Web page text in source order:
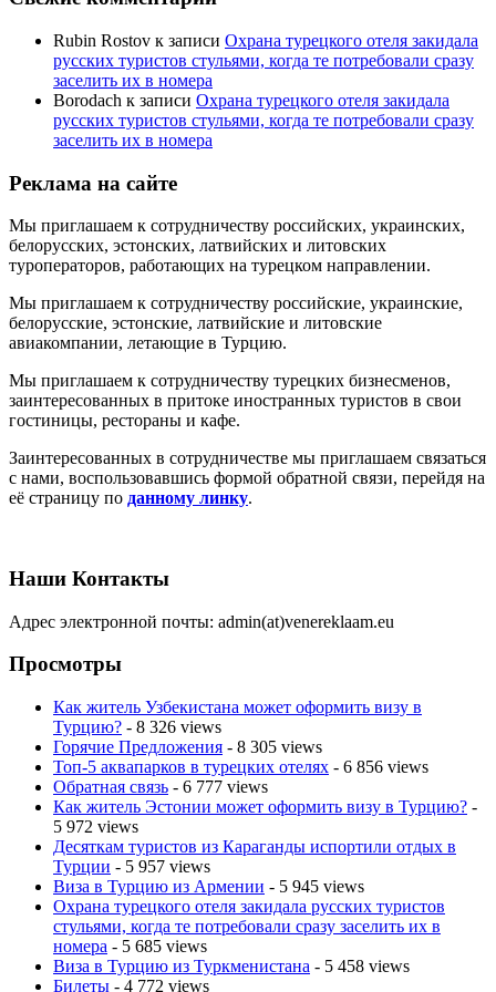
Rubin Rostov к записи Охрана турецкого отеля закидала
русских туристов стульями, когда те потребовали сразу
заселить их в номера
Borodach к записи Охрана турецкого отеля закидала
русских туристов стульями, когда те потребовали сразу
заселить их в номера
Реклама на сайте
Мы приглашаем к сотрудничеству российских, украинских,
белорусских, эстонских, латвийских и литовских
туроператоров, работающих на турецком направлении.
Мы приглашаем к сотрудничеству российские, украинские,
белорусские, эстонские, латвийские и литовские
авиакомпании, летающие в Турцию.
Мы приглашаем к сотрудничеству турецких бизнесменов,
заинтересованных в притоке иностранных туристов в свои
гостиницы, рестораны и кафе.
Заинтересованных в сотрудничестве мы приглашаем связаться
с нами, воспользовавшись формой обратной связи, перейдя на
её страницу по данному линку.
Наши Контакты
Адрес электронной почты: admin(at)venereklaam.eu
Просмотры
Как житель Узбекистана может оформить визу в
Турцию? - 8 326 views
Горячие Предложения - 8 305 views
Топ-5 аквапарков в турецких отелях - 6 856 views
Обратная связь - 6 777 views
Как житель Эстонии может оформить визу в Турцию? -
5 972 views
Десяткам туристов из Караганды испортили отдых в
Турции - 5 957 views
Виза в Турцию из Армении - 5 945 views
Охрана турецкого отеля закидала русских туристов
стульями, когда те потребовали сразу заселить их в
номера - 5 685 views
Виза в Турцию из Туркменистана - 5 458 views
Билеты - 4 772 views